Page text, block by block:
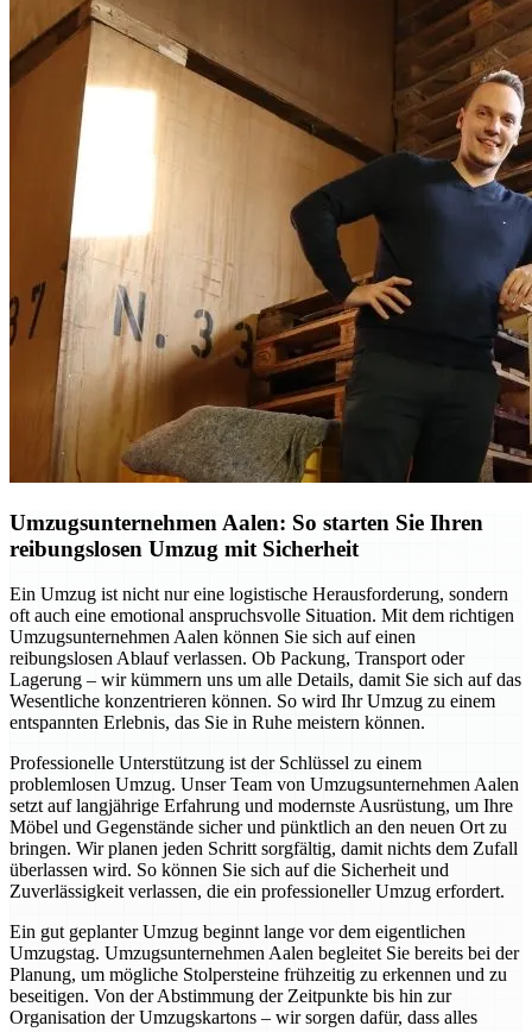
Umzugsunternehmen Aalen: So starten Sie Ihren
reibungslosen Umzug mit Sicherheit
Ein Umzug ist nicht nur eine logistische Herausforderung, sondern
oft auch eine emotional anspruchsvolle Situation. Mit dem richtigen
Umzugsunternehmen Aalen können Sie sich auf einen
reibungslosen Ablauf verlassen. Ob Packung, Transport oder
Lagerung – wir kümmern uns um alle Details, damit Sie sich auf das
Wesentliche konzentrieren können. So wird Ihr Umzug zu einem
entspannten Erlebnis, das Sie in Ruhe meistern können.
Professionelle Unterstützung ist der Schlüssel zu einem
problemlosen Umzug. Unser Team von Umzugsunternehmen Aalen
setzt auf langjährige Erfahrung und modernste Ausrüstung, um Ihre
Möbel und Gegenstände sicher und pünktlich an den neuen Ort zu
bringen. Wir planen jeden Schritt sorgfältig, damit nichts dem Zufall
überlassen wird. So können Sie sich auf die Sicherheit und
Zuverlässigkeit verlassen, die ein professioneller Umzug erfordert.
Ein gut geplanter Umzug beginnt lange vor dem eigentlichen
Umzugstag. Umzugsunternehmen Aalen begleitet Sie bereits bei der
Planung, um mögliche Stolpersteine frühzeitig zu erkennen und zu
beseitigen. Von der Abstimmung der Zeitpunkte bis hin zur
Organisation der Umzugskartons – wir sorgen dafür, dass alles